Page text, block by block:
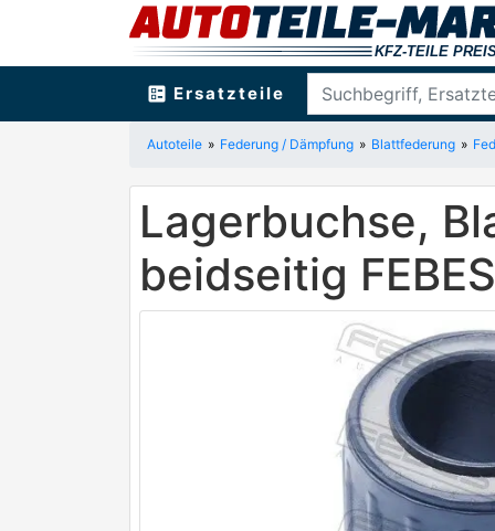
ballot Ersatzteile
Autoteile Federung / Dämpfung Blattfederung
Lagerbuchse,
beidseitig